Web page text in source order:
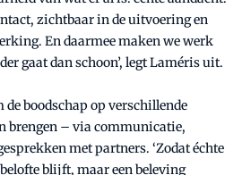
zichtbaar in de uitvoering en
En daarmee maken we werk
gaat dan schoon’, legt Laméris uit.
boodschap op verschillende
brengen – via communicatie,
met partners. ‘Zodat échte
blijft, maar een beleving